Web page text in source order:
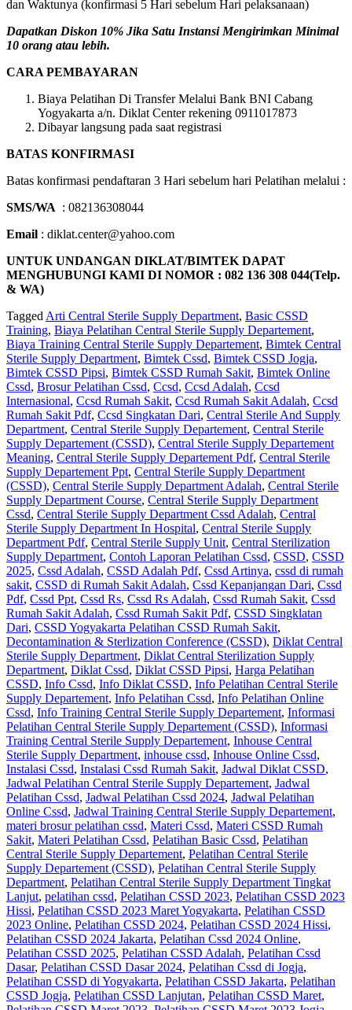
dan Waktunya (konfirmasi 5 Hari sebelum Hari pelaksanaan)
Dapatkan Diskon 10% Jika Satu Instansi Mengirimkan Minimal
10 orang atau lebih.
CARA PEMBAYARAN
Biaya Pelatihan Di Transfer Melalui Bank BNI Cabang
Yogyakarta a/n. Diklat Center rekening 0911017873
Dibayar langsung pada saat registrasi
BATAS KONFIRMASI
Batas konfirmasi pendaftaran 3 Hari sebelum hari Pelatihan melalui :
SMS/WA : 082136308044
Email : diklat.center@yahoo.com
UNTUK UNDANGAN DIKLAT/BIMTEK DAPAT
MENGHUBUNGI KAMI DI NOMOR : 082 136 308 044(Telp.
& WA)
Tagged Arti Central Sterile Supply Department, Basic CSSD
Training, Biaya Pelatihan Central Sterile Supply Departement,
Biaya Training Central Sterile Supply Departement, Bimtek Central
Sterile Supply Department, Bimtek Cssd, Bimtek CSSD Jogja,
Bimtek CSSD Pipsi, Bimtek CSSD Rumah Sakit, Bimtek Online
Cssd, Brosur Pelatihan Cssd, Ccsd, Ccsd Adalah, Ccsd
Internasional, Ccsd Rumah Sakit, Ccsd Rumah Sakit Adalah, Ccsd
Rumah Sakit Pdf, Ccsd Singkatan Dari, Central Sterile And Supply
Department, Central Sterile Supply Departement, Central Sterile
Supply Departement (CSSD), Central Sterile Supply Departement
Meaning, Central Sterile Supply Departement Pdf, Central Sterile
Supply Departement Ppt, Central Sterile Supply Department
(CSSD), Central Sterile Supply Department Adalah, Central Sterile
Supply Department Course, Central Sterile Supply Department
Cssd, Central Sterile Supply Department Cssd Adalah, Central
Sterile Supply Department In Hospital, Central Sterile Supply
Department Pdf, Central Sterile Supply Unit, Central Sterilization
Supply Department, Contoh Laporan Pelatihan Cssd, CSSD, CSSD
2025, Cssd Adalah, CSSD Adalah Pdf, Cssd Artinya, cssd di rumah
sakit, CSSD di Rumah Sakit Adalah, Cssd Kepanjangan Dari, Cssd
Pdf, Cssd Ppt, Cssd Rs, Cssd Rs Adalah, Cssd Rumah Sakit, Cssd
Rumah Sakit Adalah, Cssd Rumah Sakit Pdf, CSSD Singklatan
Dari, CSSD Yogyakarta Pelatihan CSSD Rumah Sakit,
Decontamination & Sterlization Conference (CSSD), Diklat Central
Sterile Supply Department, Diklat Central Sterilization Supply
Department, Diklat Cssd, Diklat CSSD Pipsi, Harga Pelatihan
CSSD, Info Cssd, Info Diklat CSSD, Info Pelatihan Central Sterile
Supply Departement, Info Pelatihan Cssd, Info Pelatihan Online
Cssd, Info Training Central Sterile Supply Departement, Informasi
Pelatihan Central Sterile Supply Departement (CSSD), Informasi
Training Central Sterile Supply Departement, Inhouse Central
Sterile Supply Department, inhouse cssd, Inhouse Online Cssd,
Instalasi Cssd, Instalasi Cssd Rumah Sakit, Jadwal Diklat CSSD,
Jadwal Pelatihan Central Sterile Supply Departement, Jadwal
Pelatihan Cssd, Jadwal Pelatihan Cssd 2024, Jadwal Pelatihan
Online Cssd, Jadwal Training Central Sterile Supply Departement,
materi brosur pelatihan cssd, Materi Cssd, Materi CSSD Rumah
Sakit, Materi Pelatihan Cssd, Pelatihan Basic Cssd, Pelatihan
Central Sterile Supply Departement, Pelatihan Central Sterile
Supply Departement (CSSD), Pelatihan Central Sterile Supply
Department, Pelatihan Central Sterile Supply Department Tingkat
Lanjut, pelatihan cssd, Pelatihan CSSD 2023, Pelatihan CSSD 2023
Hissi, Pelatihan CSSD 2023 Maret Yogyakarta, Pelatihan CSSD
2023 Online, Pelatihan CSSD 2024, Pelatihan CSSD 2024 Hissi,
Pelatihan CSSD 2024 Jakarta, Pelatihan Cssd 2024 Online,
Pelatihan CSSD 2025, Pelatihan CSSD Adalah, Pelatihan Cssd
Dasar, Pelatihan CSSD Dasar 2024, Pelatihan Cssd di Jogja,
Pelatihan CSSD di Yogyakarta, Pelatihan CSSD Jakarta, Pelatihan
CSSD Jogja, Pelatihan CSSD Lanjutan, Pelatihan CSSD Maret,